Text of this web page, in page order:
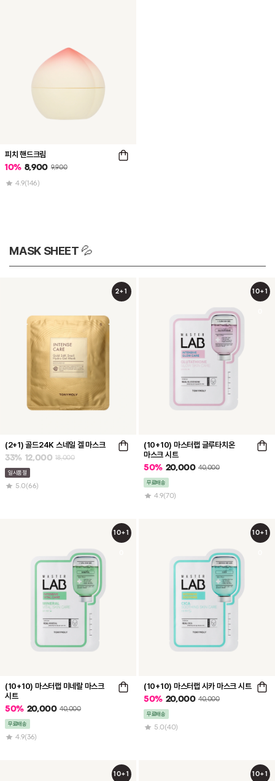
피치 핸드크림
10% 8,900 9,900
4.9(146)
MASK SHEET 💦
2+1
(2+1) 골드24K 스네일 겔 마스크
33% 12,000 18,000
일시품절
5.0 (66)
10+1
(10+10) 마스터랩 글루타치온
마스크 시트
50% 20,000 40,000
무료배송
4.9(70)
10+1
(10+10) 마스터랩 미네랄 마스크
시트
50% 20,000 40,000
무료배송
4.9(36)
10+1
(10+10) 마스터랩 시카 마스크 시트
50% 20,000 40,000
무료배송
5.0 (40)
10+1 10+1